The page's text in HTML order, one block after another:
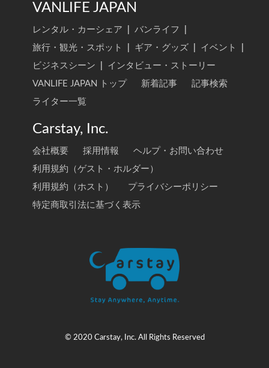
VANLIFE JAPAN
レンタル・カーシェア バンライフ
旅行・観光・スポット
ギア・グッズ イベント
ビジネスシーン
インタビュー・ストーリー
VANLIFE JAPAN トップ
新着記事
記事検索
ライター一覧
Carstay, Inc.
会社概要 採用情報
ヘルプ・お問い合わせ
利用規約（ゲスト・ホルダー）
利用規約（ホスト）
プライバシーポリシー
特定商取引法に基づく表示
© 2020 Carstay, Inc. All Rights Reserved